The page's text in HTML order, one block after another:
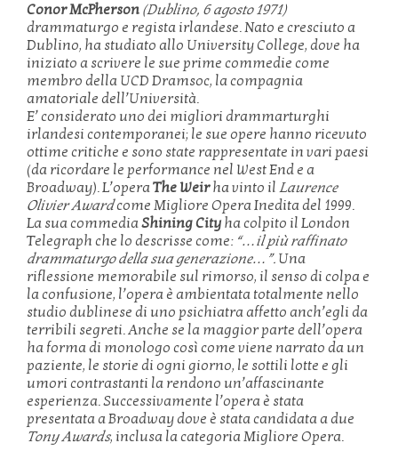
Conor McPherson (Dublino, 6 agosto 1971)
drammaturgo e regista irlandese. Nato e cresciuto a
Dublino, ha studiato allo University College, dove ha
iniziato a scrivere le sue prime commedie come
membro della UCD Dramsoc, la compagnia
amatoriale dell’Università.
E’ considerato uno dei migliori drammarturghi
irlandesi contemporanei; le sue opere hanno ricevuto
ottime critiche e sono state rappresentate in vari paesi
(da ricordare le performance nel West End e a
Broadway). L’operaThe Weirha vinto ilLaurence
Olivier Awardcome Migliore Opera Inedita del 1999.
La sua commediaShining Cityha colpito il London
Telegraph che lo descrisse come: “…il più raffinato
drammaturgo della sua generazione…”. Una
riflessione memorabile sul rimorso, il senso di colpa e
la confusione, l’opera è ambientata totalmente nello
studio dublinese di uno psichiatra affetto anch’egli da
terribili segreti. Anche se la maggior parte dell’opera
ha forma di monologo così come viene narrato da un
paziente, le storie di ogni giorno, le sottili lotte e gli
umori contrastanti la rendono un’affascinante
esperienza. Successivamente l’opera è stata
presentata a Broadway dove è stata candidata a due
Tony Awards, inclusa la categoria Migliore Opera.